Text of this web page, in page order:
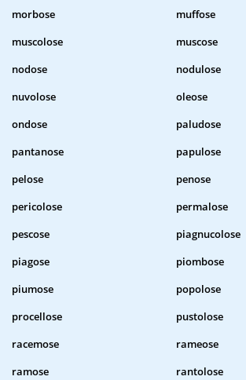
morbose
muffose
muscolose
muscose
nodose
nodulose
nuvolose
oleose
ondose
paludose
pantanose
papulose
pelose
penose
pericolose
permalose
pescose
piagnucolose
piagose
piombose
piumose
popolose
procellose
pustolose
racemose
rameose
ramose
rantolose